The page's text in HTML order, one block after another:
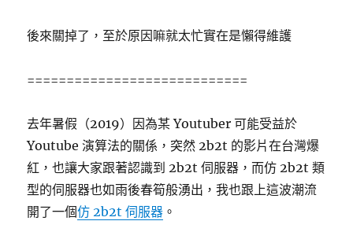
後來關掉了，至於原因嘛就太忙實在是懶得維護
============================
去年暑假（2019）因為某 Youtuber 可能受益於
Youtube 演算法的關係，突然 2b2t 的影片在台灣爆
紅，也讓大家跟著認識到 2b2t 伺服器，而仿 2b2t 類
型的伺服器也如雨後春筍般湧出，我也跟上這波潮流
開了一個仿 2b2t 伺服器 。